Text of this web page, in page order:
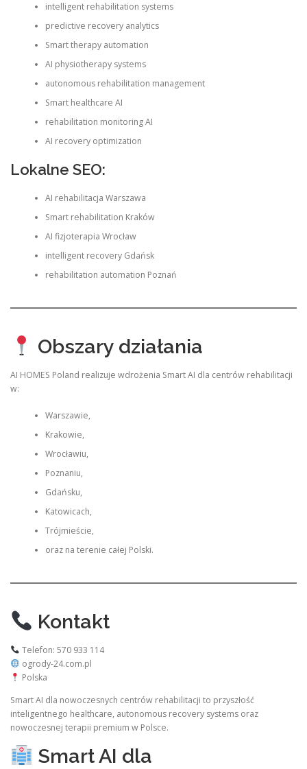
intelligent rehabilitation systems
predictive recovery analytics
Smart therapy automation
AI physiotherapy systems
autonomous rehabilitation management
Smart healthcare AI
rehabilitation monitoring AI
AI recovery optimization
Lokalne SEO:
AI rehabilitacja Warszawa
Smart rehabilitation Kraków
AI fizjoterapia Wrocław
intelligent recovery Gdańsk
rehabilitation automation Poznań
Obszary działania
AI HOMES Poland realizuje wdrożenia Smart AI dla centrów rehabilitacji
w:
Warszawie,
Krakowie,
Wrocławiu,
Poznaniu,
Gdańsku,
Katowicach,
Trójmieście,
oraz na terenie całej Polski.
Kontakt
Telefon: 570 933 114
ogrody-24.com.pl
Polska
Smart AI dla nowoczesnych centrów rehabilitacji to przyszłość
inteligentnego healthcare, autonomous recovery systems oraz
nowoczesnej terapii premium w Polsce.
Smart AI dla